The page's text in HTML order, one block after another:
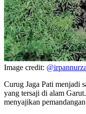
Image credit:
Curug Jaga Pati menjadi
yang tersaji di alam
menyajikan